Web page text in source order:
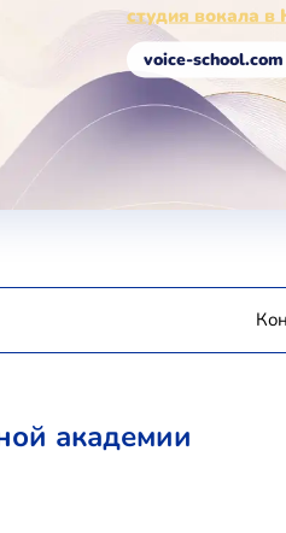
студия вокала
voice-school.com
академии